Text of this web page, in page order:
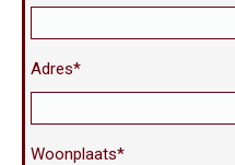
Adres*
Woonplaats*